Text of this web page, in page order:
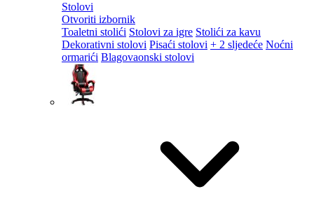
Stolovi
Otvoriti izbornik
Toaletni stolići Stolovi za igre Stolići za kavu
Dekorativni stolovi Pisaći stolovi + 2 sljedeće Noćni
ormarići Blagovaonski stolovi